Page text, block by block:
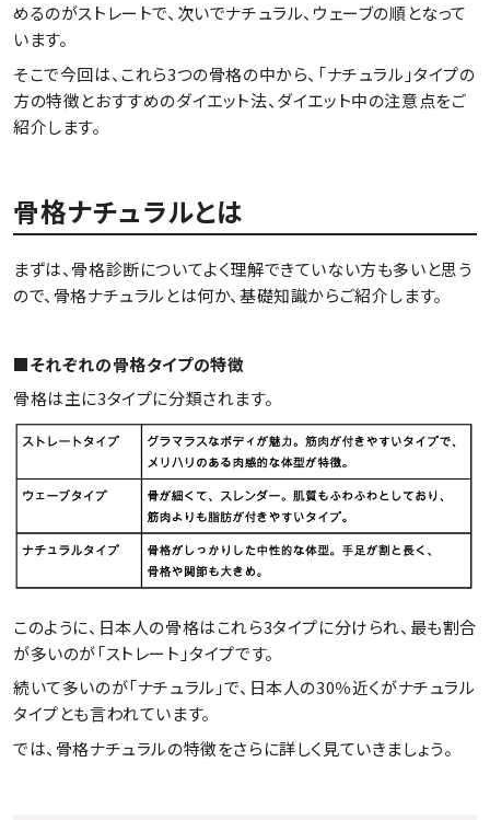
めるのがストレートで、次いでナチュラル、ウェーブの順となって
います。
そこで今回は、これら3つの骨格の中から、「ナチュラル」タイプの
方の特徴とおすすめのダイエット法、ダイエット中の注意点をご
紹介します。
骨格ナチュラルとは
まずは、骨格診断についてよく理解できていない方も多いと思う
ので、骨格ナチュラルとは何か、基礎知識からご紹介します。
■それぞれの骨格タイプの特徴
骨格は主に3タイプに分類されます。
このように、日本人の骨格はこれら3タイプに分けられ、最も割合
が多いのが「ストレート」タイプです。
続いて多いのが「ナチュラル」で、日本人の30％近くがナチュラル
タイプとも言われています。
では、骨格ナチュラルの特徴をさらに詳しく見ていきましょう。